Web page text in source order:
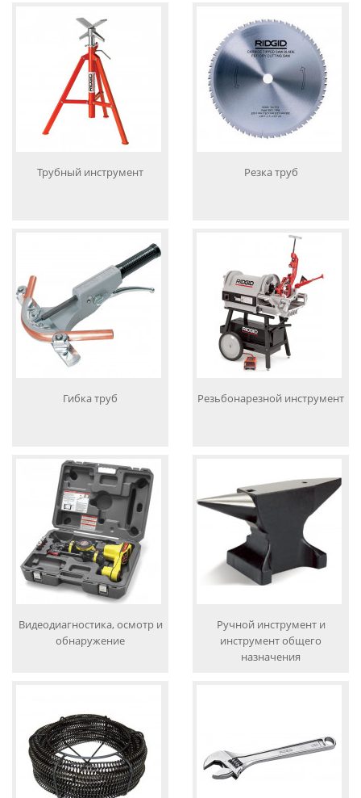
Трубный инструмент Резка труб
Гибка труб Резьбонарезной инструмент
Видеодиагностика, осмотр и
обнаружение
Ручной инструмент и
инструмент общего
назначения